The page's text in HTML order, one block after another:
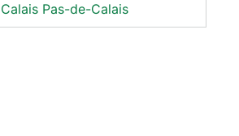
Calais Pas-de-Calais